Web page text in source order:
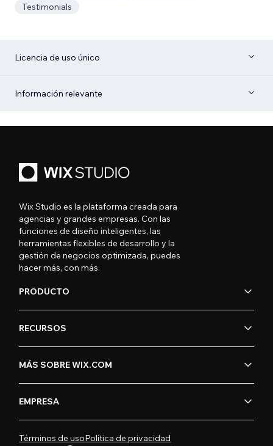
Testimonials
Licencia de uso único
Información relevante
Wix Studio es la plataforma creada para
agencias y grandes empresas. Con las
funciones de diseño inteligentes, las
herramientas flexibles de desarrollo y la
gestión de negocios optimizada, puedes
hacer más, con más.
PRODUCTO
RECURSOS
MÁS SOBRE WIX.COM
EMPRESA
Términos de usoPolítica de privacidad